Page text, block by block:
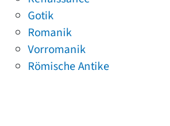
Gotik
Romanik
Vorromanik
Römische Antike